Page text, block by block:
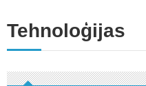
Tehnoloģijas